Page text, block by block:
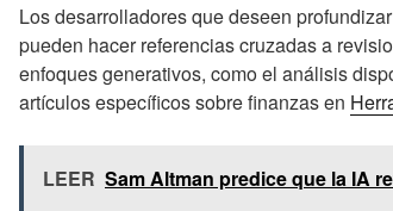
Los desarrolladores que deseen
pueden hacer referencias cruzadas a
enfoques generativos, como el análisis
artículos específicos sobre finanzas en
LEER Sam Altman predice que la IA